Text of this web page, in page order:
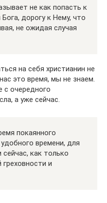
не как попасть к
дорогу к Нему, что
не ожидая случая
на себя христианин не
это время, мы не знаем.
с очередного
а уже сейчас.
покаянного
времени, для
как только
и